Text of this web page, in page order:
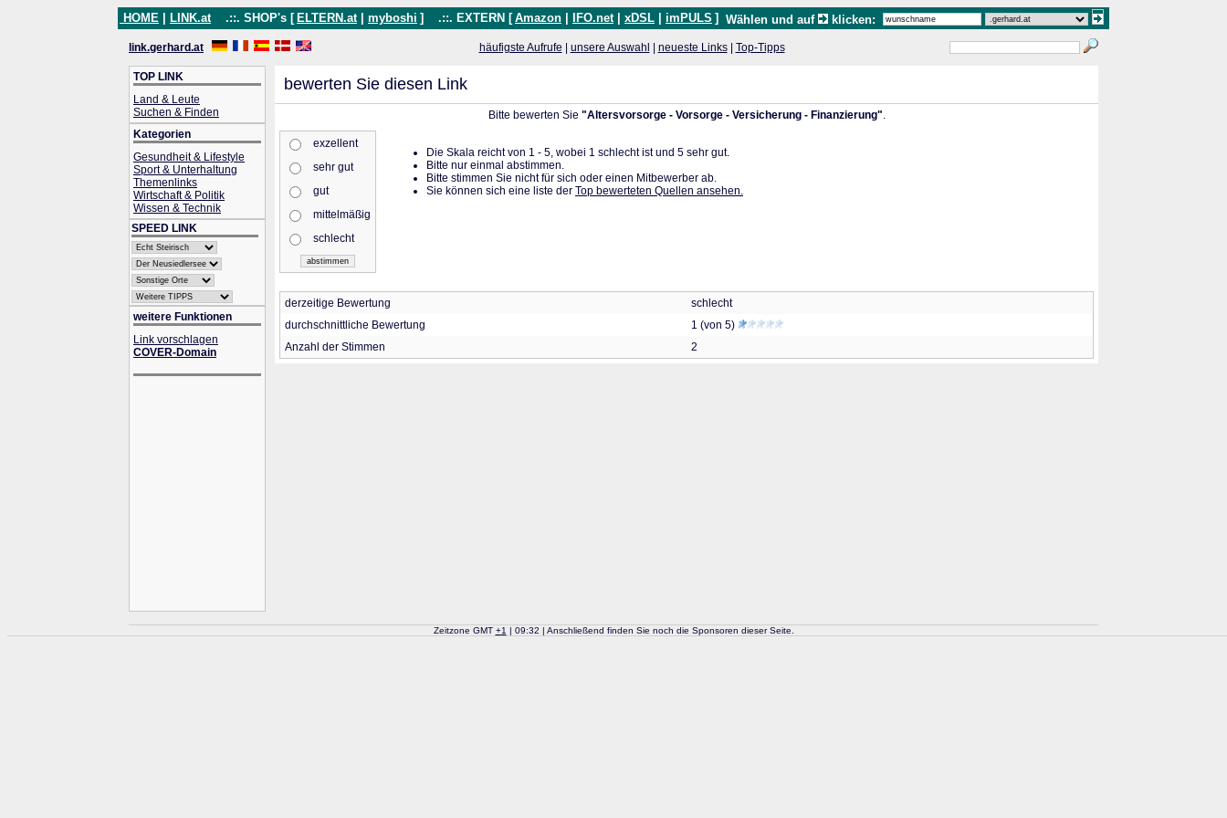
HOME LINK.at .::. SHOP's [ ELTERN.at myboshi ] .::. EXTERN [ Amazon IFO.net xDSL imPULS ] Wählen und auf klicken:
link.gerhard.at häufigste Aufrufe unsere Auswahl neueste Links| Top-Tipps
TOP LINK
Land & Leute
Suchen & Finden
Kategorien
Gesundheit & Lifestyle
Sport & Unterhaltung
Themenlinks
Wirtschaft & Politik
Wissen & Technik
SPEED LINK
weitere Funktionen
Link vorschlagen
COVER-Domain
bewerten Sie diesen Link
Bitte bewerten Sie "Altersvorsorge - Vorsorge - Versicherung - Finanzierung".
exzellent
sehr gut
gut
mittelmäßig
schlecht
Die Skala reicht von 1 - 5, wobei 1 schlecht ist und 5 sehr gut.
Bitte nur einmal abstimmen.
Bitte stimmen Sie nicht für sich oder einen Mitbewerber ab.
Sie können sich eine liste der Top bewerteten Quellen ansehen.
derzeitige Bewertung
schlecht
durchschnittliche Bewertung
1 (von 5)
Anzahl der Stimmen
2
Zeitzone GMT +1 | 09:32 | Anschließend finden Sie noch die Sponsoren dieser Seite.